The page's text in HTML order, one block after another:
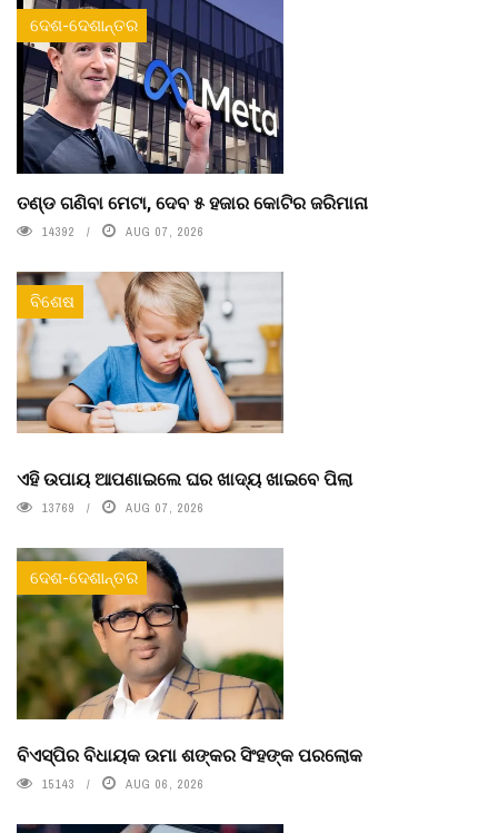
ଦେଶ-ଦେଶାନ୍ତର
ତଣ୍ଡ ଗଣିବା ମେଟା, ଦେବ ୫ ହଜାର କୋଟିର ଜରିମାନା
14392 AUG 07, 2026
ବିଶେଷ
ଏହି ଉପାୟ ଆପଣାଇଲେ ଘର ଖାଦ୍ୟ ଖାଇବେ ପିଲା
13769 AUG 07, 2026
ଦେଶ-ଦେଶାନ୍ତର
ବିଏସ୍‌ପିର ବିଧାୟକ ଉମା ଶଙ୍କର ସିଂହଙ୍କ ପରଲୋକ
15143 AUG 06, 2026